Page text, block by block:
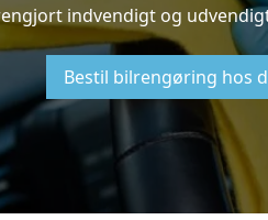
indvendigt og
Bestil bilrengøring hos